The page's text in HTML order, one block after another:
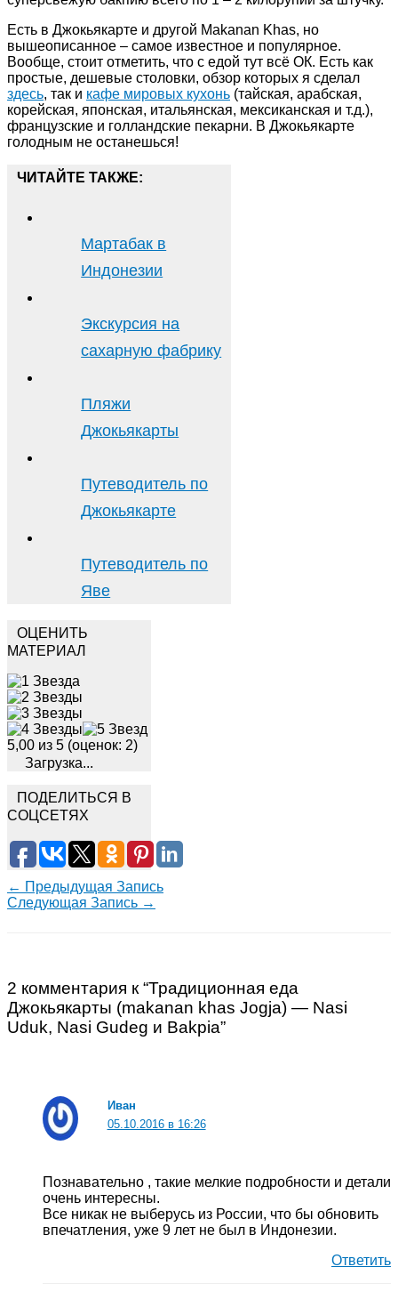
Есть в Джокьякарте и другой Makanan Khas, но
вышеописанное – самое известное и популярное.
Вообще, стоит отметить, что с едой тут всё ОК. Есть как
простые, дешевые столовки, обзор которых я сделал
здесь, так и кафе мировых кухонь (тайская, арабская,
корейская, японская, итальянская, мексиканская и т.д.),
французские и голландские пекарни. В Джокьякарте
голодным не останешься!
ЧИТАЙТЕ ТАКЖЕ:
Мартабак в
Индонезии
Экскурсия на
сахарную фабрику
Пляжи
Джокьякарты
Путеводитель по
Джокьякарте
Путеводитель по
Яве
ОЦЕНИТЬ
МАТЕРИАЛ
5,00 из 5 (оценок: 2)
Загрузка...
ПОДЕЛИТЬСЯ В
СОЦСЕТЯХ
← Предыдущая Запись
Следующая Запись →
2 комментария к “Традиционная еда
Джокьякарты (makanan khas Jogja) — Nasi
Uduk, Nasi Gudeg и Bakpia”
Иван
05.10.2016 в 16:26
Познавательно , такие мелкие подробности и детали
очень интересны.
Все никак не выберусь из России, что бы обновить
впечатления, уже 9 лет не был в Индонезии.
Ответить